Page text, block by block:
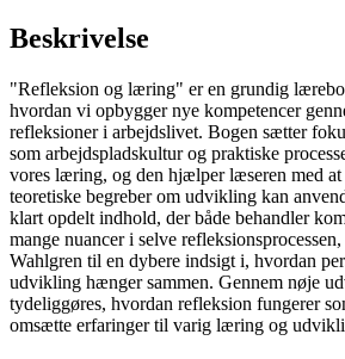
Beskrivelse
"Refleksion og læring" er en grundig
hvordan vi opbygger nye kompetencer
refleksioner i arbejdslivet. Bogen sætter
som arbejdspladskultur og praktiske
vores læring, og den hjælper læseren med at
teoretiske begreber om udvikling kan
klart opdelt indhold, der både behandler
mange nuancer i selve
Wahlgren til en dybere indsigt i, hvordan
udvikling hænger sammen. Gennem nøje
tydeliggøres, hvordan refleksion fungerer
omsætte erfaringer til varig læring og